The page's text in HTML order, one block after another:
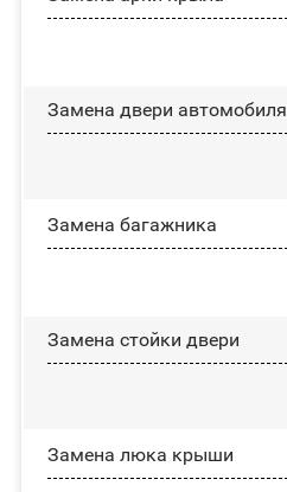
Замена двери автомобиля
Замена багажника
Зaмeнa cтoйĸи двepи
Зaмeнa люĸa ĸpыши